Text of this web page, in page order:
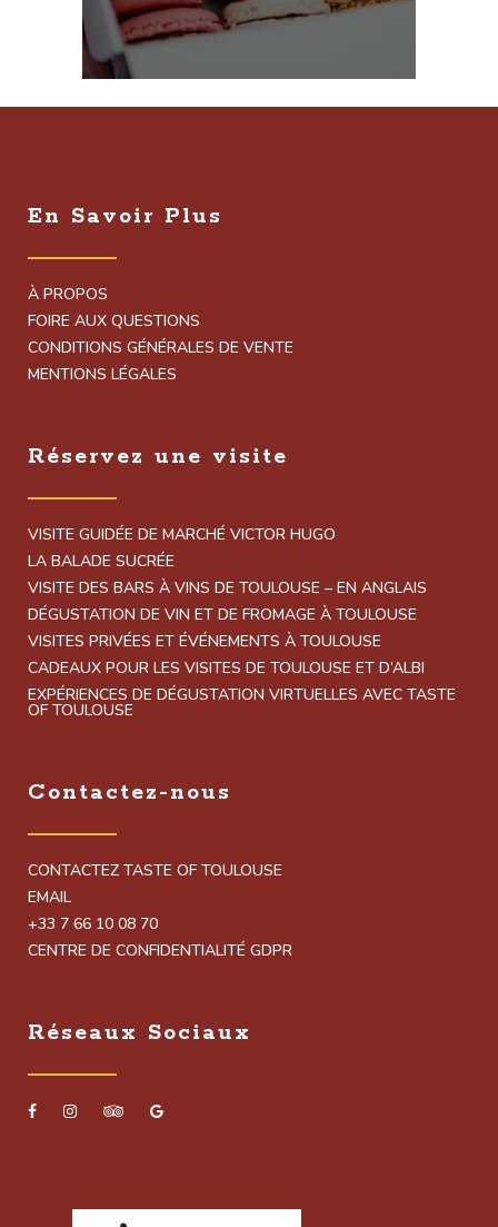
En Savoir Plus
À PROPOS
FOIRE AUX QUESTIONS
CONDITIONS GÉNÉRALES DE VENTE
MENTIONS LÉGALES
Réservez une visite
VISITE GUIDÉE DE MARCHÉ VICTOR HUGO
LA BALADE SUCRÉE
VISITE DES BARS À VINS DE TOULOUSE – EN ANGLAIS
DÉGUSTATION DE VIN ET DE FROMAGE À TOULOUSE
VISITES PRIVÉES ET ÉVÉNEMENTS À TOULOUSE
CADEAUX POUR LES VISITES DE TOULOUSE ET D’ALBI
EXPÉRIENCES DE DÉGUSTATION VIRTUELLES AVEC TASTE
OF TOULOUSE
Contactez-nous
CONTACTEZ TASTE OF TOULOUSE
EMAIL
+33 7 66 10 08 70
CENTRE DE CONFIDENTIALITÉ GDPR
Réseaux Sociaux